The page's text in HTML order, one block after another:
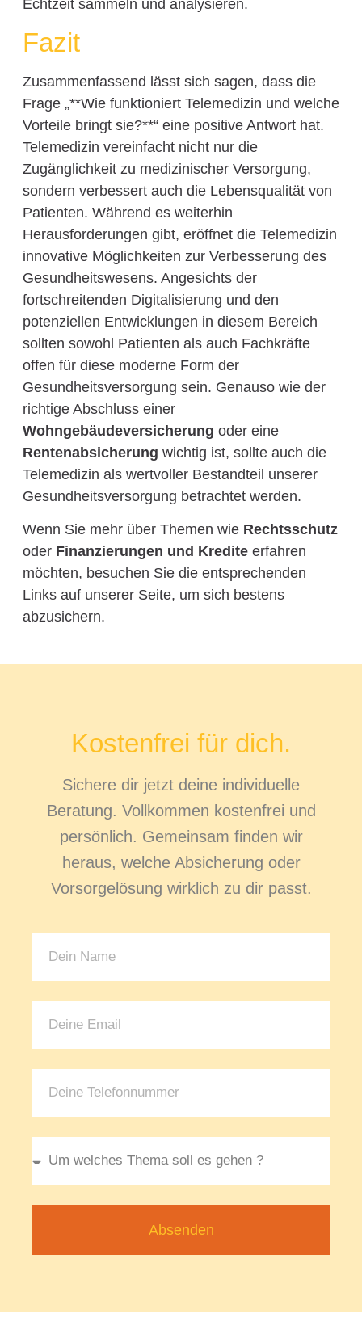
Echtzeit sammeln und analysieren.
Fazit
Zusammenfassend lässt sich sagen, dass die
Frage „**Wie funktioniert Telemedizin und welche
Vorteile bringt sie?**“ eine positive Antwort hat.
Telemedizin vereinfacht nicht nur die
Zugänglichkeit zu medizinischer Versorgung,
sondern verbessert auch die Lebensqualität von
Patienten. Während es weiterhin
Herausforderungen gibt, eröffnet die Telemedizin
innovative Möglichkeiten zur Verbesserung des
Gesundheitswesens. Angesichts der
fortschreitenden Digitalisierung und den
potenziellen Entwicklungen in diesem Bereich
sollten sowohl Patienten als auch Fachkräfte
offen für diese moderne Form der
Gesundheitsversorgung sein. Genauso wie der
richtige Abschluss einer
Wohngebäudeversicherung oder eine
Rentenabsicherung wichtig ist, sollte auch die
Telemedizin als wertvoller Bestandteil unserer
Gesundheitsversorgung betrachtet werden.
Wenn Sie mehr über Themen wie Rechtsschutz
oder Finanzierungen und Krediteerfahren
möchten, besuchen Sie die entsprechenden
Links auf unserer Seite, um sich bestens
abzusichern.
Kostenfrei für dich.
Sichere dir jetzt deine individuelle
Beratung. Vollkommen kostenfrei und
persönlich. Gemeinsam finden wir
heraus, welche Absicherung oder
Vorsorgelösung wirklich zu dir passt.
Absenden